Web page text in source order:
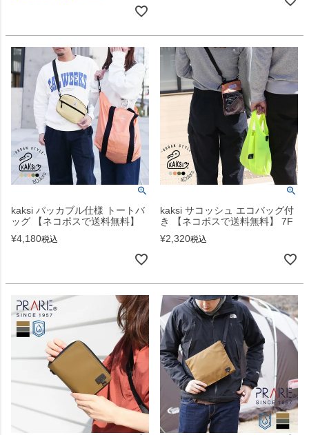
kaksi パッカブル仕様 トートバ
ッグ 【ネコポスで送料無料】
¥4,180税込
kaksi サコッシュ エコバッグ付
き 【ネコポスで送料無料】 7F
¥2,320税込